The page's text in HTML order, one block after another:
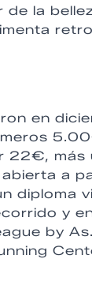
la
en
más
a
diploma
y
by